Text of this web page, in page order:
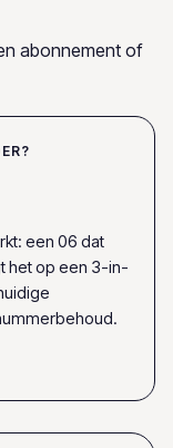
abonnement of
een 06 dat
het op een 3-in-